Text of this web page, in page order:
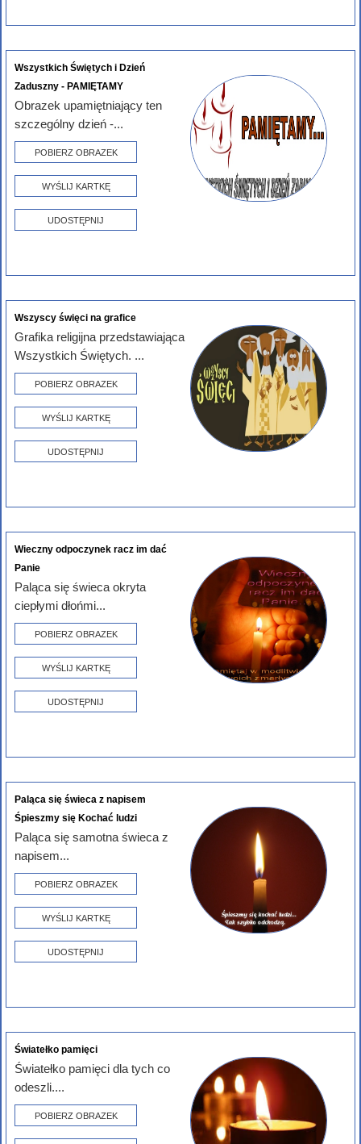
Wszystkich Świętych i Dzień
Zaduszny - PAMIĘTAMY
Obrazek upamiętniający ten
szczególny dzień -...
POBIERZ OBRAZEK
WYŚLIJ KARTKĘ
UDOSTĘPNIJ
Wszyscy święci na grafice
Grafika religijna przedstawiająca
Wszystkich Świętych. ...
POBIERZ OBRAZEK
WYŚLIJ KARTKĘ
UDOSTĘPNIJ
Wieczny odpoczynek racz im dać
Panie
Paląca się świeca okryta
ciepłymi dłońmi...
POBIERZ OBRAZEK
WYŚLIJ KARTKĘ
UDOSTĘPNIJ
Paląca się świeca z napisem
Śpieszmy się Kochać ludzi
Paląca się samotna świeca z
napisem...
POBIERZ OBRAZEK
WYŚLIJ KARTKĘ
UDOSTĘPNIJ
Światełko pamięci
Światełko pamięci dla tych co
odeszli....
POBIERZ OBRAZEK